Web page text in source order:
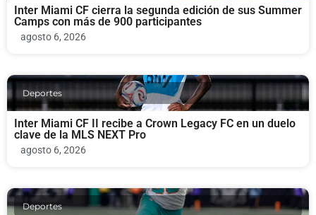
Inter Miami CF cierra la segunda edición de sus Summer
Camps con más de 900 participantes
agosto 6, 2026
Deportes
Inter Miami CF II recibe a Crown Legacy FC en un duelo
clave de la MLS NEXT Pro
agosto 6, 2026
Deportes